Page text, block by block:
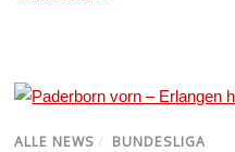
ALLE NEWS / BUNDESLIGA